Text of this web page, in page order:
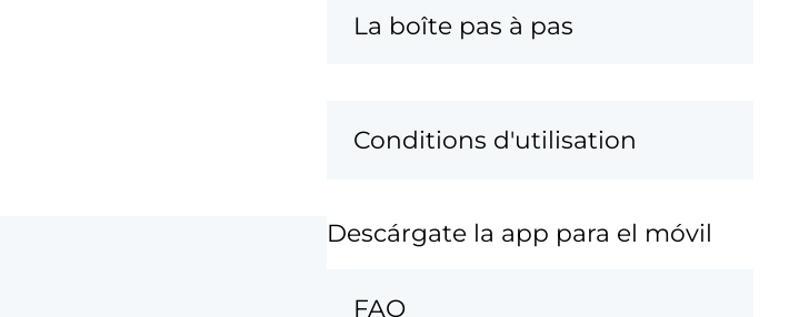
La boîte pas à pas
Conditions d'utilisation
Descárgate la app para el móvil
FAQ